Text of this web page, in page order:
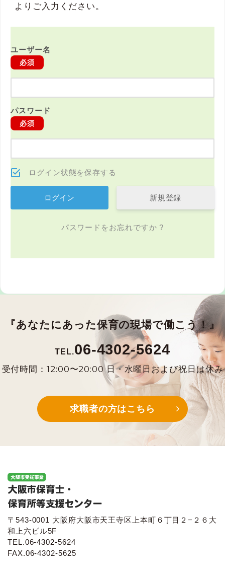
よりご入力ください。
ユーザー名
必須
パスワード
必須
ログイン状態を保存する
新規登録
パスワードをお忘れですか ?
『あなたにあった保育の現場で働こう！』
TEL.06-4302-5624
受付時間：12:00〜20:00 日・水曜日および祝日は休み
求職者の方はこちら
〒543-0001 大阪府大阪市天王寺区上本町６丁目２−２６大
和上六ビル5F
TEL.06-4302-5624
FAX.06-4302-5625